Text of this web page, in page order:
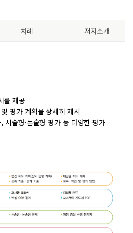
차례 저자소개
를 제공
평가 계획을 상세히 제시
술형·논술형 평가 등 다양한 평가